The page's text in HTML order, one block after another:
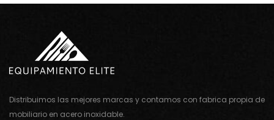
Distribuimos las mejores marcas y contamos con fabrica propia de
mobiliario en acero inoxidable.